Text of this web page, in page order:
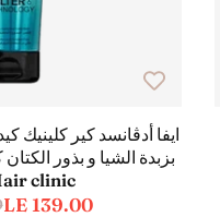
ايفا أدڤانسد كير كلينيك
clinic
LE 139.00